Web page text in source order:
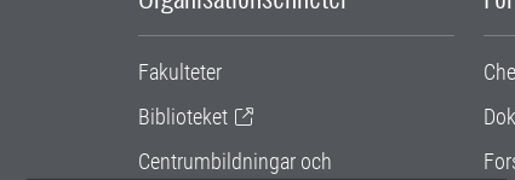
Fakulteter
Biblioteket
Centrumbildningar och